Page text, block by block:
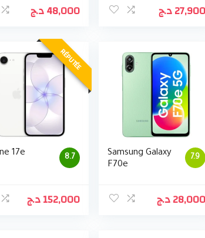
48,000د.ج 27,900د.ج
RÉPUTÉE
8.7
17e
152,000د.ج
7.9
Samsung Galaxy
F70e
28,000د.ج